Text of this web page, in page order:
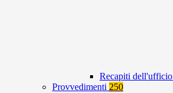
Recapiti dell'ufficio
Provvedimenti 250